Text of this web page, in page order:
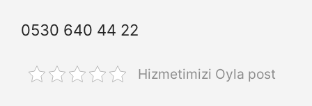
0530 640 44 22
Hizmetimizi Oyla post